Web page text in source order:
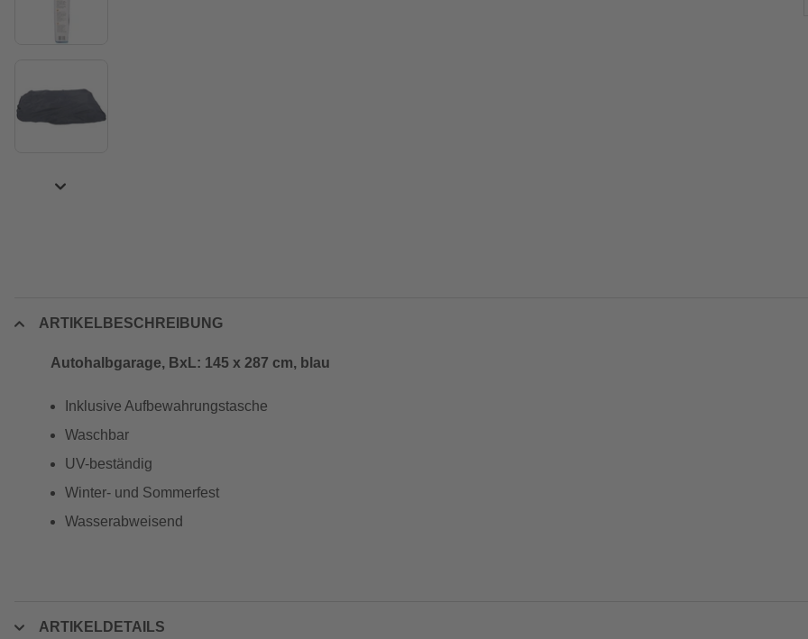
ARTIKELBESCHREIBUNG
Autohalbgarage, BxL: 145 x 287 cm, blau
Inklusive Aufbewahrungstasche
Waschbar
UV-beständig
Winter- und Sommerfest
Wasserabweisend
ARTIKELDETAILS